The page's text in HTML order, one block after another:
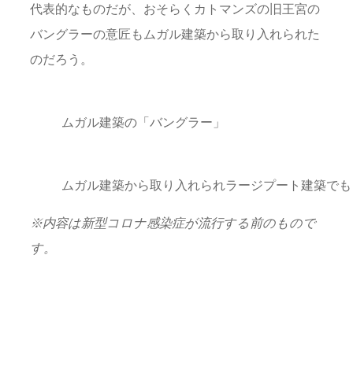
代表的なものだが、おそらくカトマンズの旧王宮の
バングラーの意匠もムガル建築から取り入れられた
のだろう。
ムガル建築の「バングラー」
ムガル建築から取り入れられラージプート建築で
※内容は新型コロナ感染症が流行する前のもので
す。